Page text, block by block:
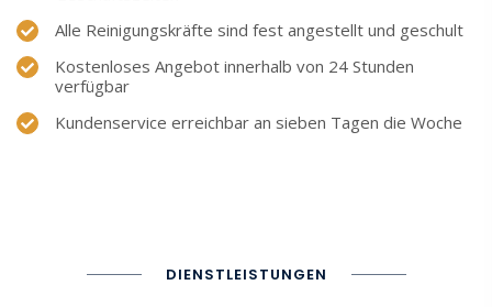
Alle Reinigungskräfte sind fest angestellt und geschult
Kostenloses Angebot innerhalb von 24 Stunden
verfügbar
Kundenservice erreichbar an sieben Tagen die Woche
DIENSTLEISTUNGEN